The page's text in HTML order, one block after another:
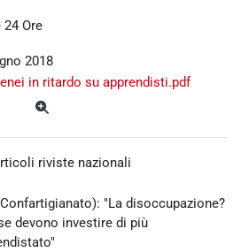
24 Ore
2018
in ritardo su apprendisti.pdf
riviste nazionali
"La disoccupazione?
devono investire di più